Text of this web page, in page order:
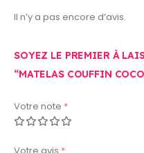
Il n’y a pas encore d’avis.
SOYEZ LE PREMIER À
“MATELAS COUFFIN
Votre note *